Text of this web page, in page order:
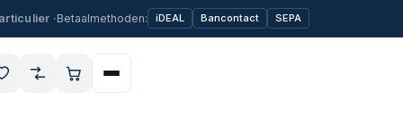
Betaalmethoden: iDEAL Bancontact SEPA